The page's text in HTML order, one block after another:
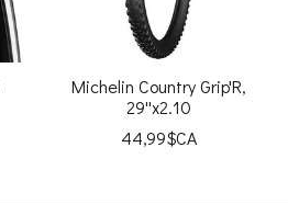
Michelin Country Grip'R,
29''x2.10
44,99$CA